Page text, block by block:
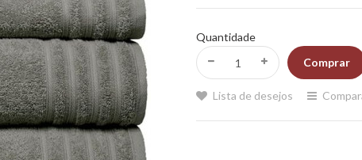
Quantidade
Lista de desejos